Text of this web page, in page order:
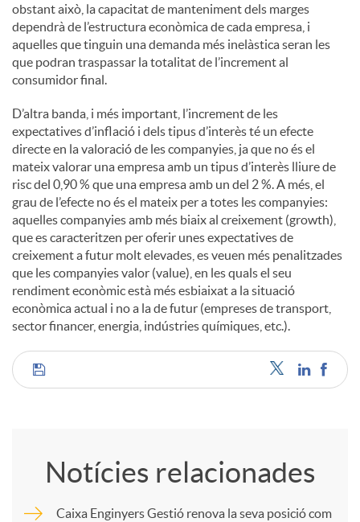
obstant això, la capacitat de manteniment dels marges
dependrà de l’estructura econòmica de cada empresa, i
aquelles que tinguin una demanda més inelàstica seran les
que podran traspassar la totalitat de l’increment al
consumidor final.
D’altra banda, i més important, l’increment de les
expectatives d’inflació i dels tipus d’interès té un efecte
directe en la valoració de les companyies, ja que no és el
mateix valorar una empresa amb un tipus d’interès lliure de
risc del 0,90 % que una empresa amb un del 2 %. A més, el
grau de l’efecte no és el mateix per a totes les companyies:
aquelles companyies amb més biaix al creixement (growth),
que es caracteritzen per oferir unes expectatives de
creixement a futur molt elevades, es veuen més penalitzades
que les companyies valor (value), en les quals el seu
rendiment econòmic està més esbiaixat a la situació
econòmica actual i no a la de futur (empreses de transport,
sector financer, energia, indústries químiques, etc.).
C
m
Notícies relacionades
Caixa Enginyers Gestió renova la seva posició com